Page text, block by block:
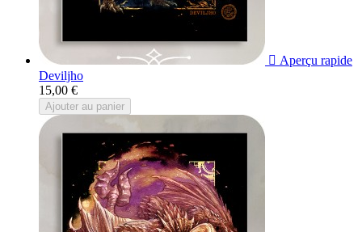
 Aperçu rapide
Deviljho
15,00 €
Ajouter au panier